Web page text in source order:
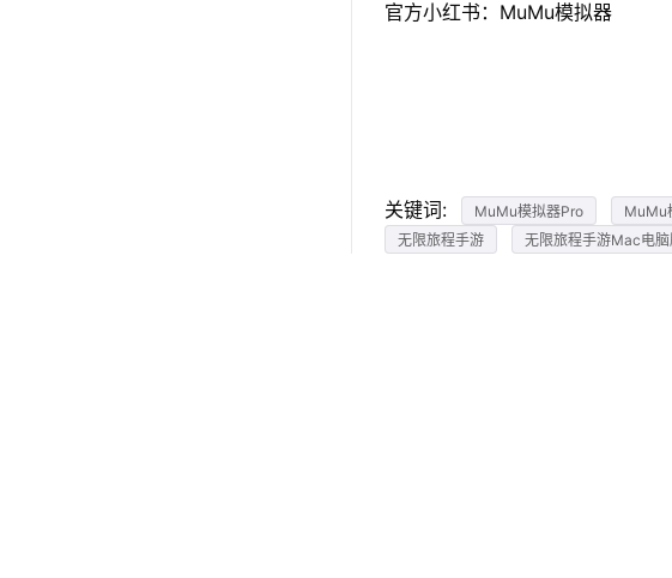
官方小红书：MuMu模拟器
关键词: MuMu模拟器Pro MuMu
无限旅程手游
无限旅程手游Mac电脑